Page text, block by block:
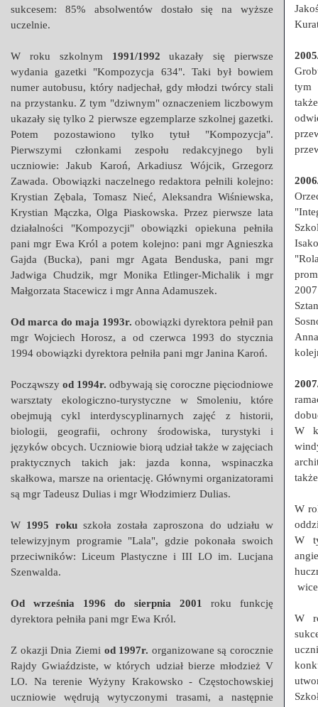
tym
W
W
W
W
sukcesem: 85% absolwentów dostało się na wyższe
uczelnie.
W roku szkolnym 1991/1992 ukazały się pierwsze
wydania gazetki "Kompozycja 634". Taki był bowiem
numer autobusu, który nadjechał, gdy młodzi twórcy stali
na przystanku. Z tym "dziwnym" oznaczeniem liczbowym
ukazały się tylko 2 pierwsze egzemplarze szkolnej gazetki.
Potem pozostawiono tylko tytuł "Kompozycja".
Pierwszymi członkami zespołu redakcyjnego byli
uczniowie: Jakub Karoń, Arkadiusz Wójcik, Grzegorz
Zawada. Obowiązki naczelnego redaktora pełnili kolejno:
Krystian Zębala, Tomasz Nieć, Aleksandra Wiśniewska,
Krystian Mączka, Olga Piaskowska. Przez pierwsze lata
działalności "Kompozycji" obowiązki opiekuna pełniła
pani mgr Ewa Król a potem kolejno: pani mgr Agnieszka
Gajda (Bucka), pani mgr Agata Benduska, pani mgr
Jadwiga Chudzik, mgr Monika Etlinger-Michalik i mgr
Małgorzata Stacewicz i mgr Anna Adamuszek.
Od marca do maja 1993r. obowiązki dyrektora pełnił pan
mgr Wojciech Horosz, a od czerwca 1993 do stycznia
1994 obowiązki dyrektora pełniła pani mgr Janina Karoń.
Począwszy od 1994r. odbywają się coroczne pięciodniowe
warsztaty ekologiczno-turystyczne w Smoleniu, które
obejmują cykl interdyscyplinarnych zajęć z historii,
biologii, geografii, ochrony środowiska, turystyki i
języków obcych. Uczniowie biorą udział także w zajęciach
praktycznych takich jak: jazda konna, wspinaczka
skałkowa, marsze na orientację. Głównymi organizatorami
są mgr Tadeusz Dulias i mgr Włodzimierz Dulias.
W 1995 rokuszkoła została zaproszona do udziału w
telewizyjnym programie "Lala", gdzie pokonała swoich
przeciwników: Liceum Plastyczne i III LO im. Lucjana
Szenwalda.
Od września 1996 do sierpnia 2001
roku funkcję
dyrektora pełniła pani mgr Ewa Król.
Z okazji Dnia Ziemi od 1997r. organizowane są corocznie
Rajdy Gwiaździste, w których udział bierze młodzież V
LO. Na terenie Wyżyny Krakowsko - Częstochowskiej
uczniowie wędrują wytyczonymi trasami, a następnie